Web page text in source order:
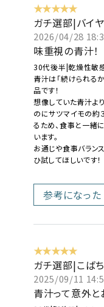
★★★★★
ガチ選部|バイ
2026/04/28
味重視の青汁！
30代後半|乾燥性敏
青汁は「続けられる
品です！
想像していた青汁よ
のにサツマイモの約
るため、食事と一緒
います。
お通じや食事バラン
ひ試してほしいです！
参考になった
★★★★★
ガチ選部|こば
2025/09/11
青汁って意外と